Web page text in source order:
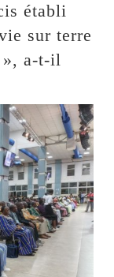
établi
sur terre
», a-t-il